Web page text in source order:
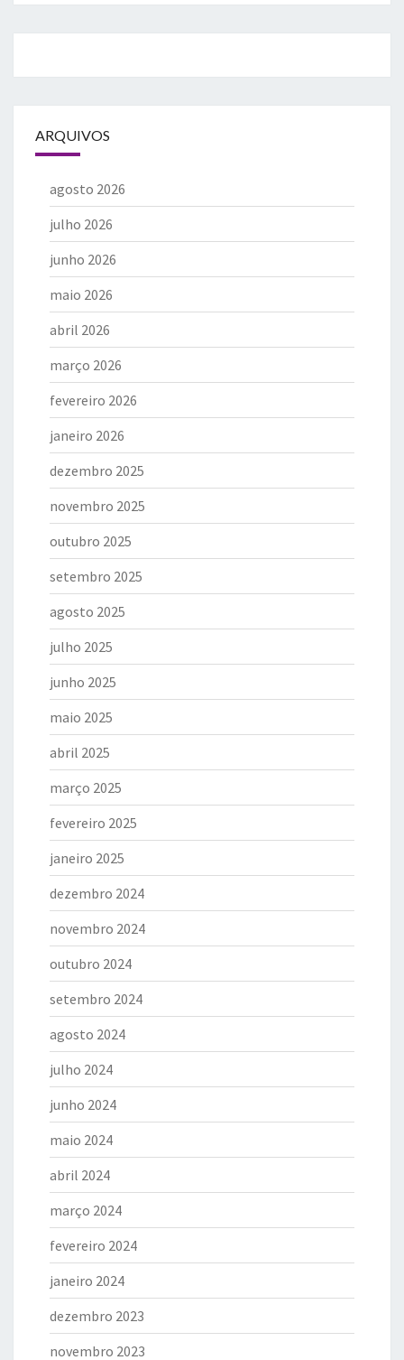
ARQUIVOS
agosto 2026
julho 2026
junho 2026
maio 2026
abril 2026
março 2026
fevereiro 2026
janeiro 2026
dezembro 2025
novembro 2025
outubro 2025
setembro 2025
agosto 2025
julho 2025
junho 2025
maio 2025
abril 2025
março 2025
fevereiro 2025
janeiro 2025
dezembro 2024
novembro 2024
outubro 2024
setembro 2024
agosto 2024
julho 2024
junho 2024
maio 2024
abril 2024
março 2024
fevereiro 2024
janeiro 2024
dezembro 2023
novembro 2023